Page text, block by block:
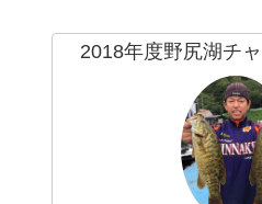
2018年度野尻湖チ